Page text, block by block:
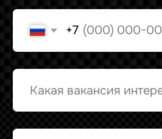
Я принимаю политику
конфиденциальности MIB MOTORS и
персональных данных
Отправить